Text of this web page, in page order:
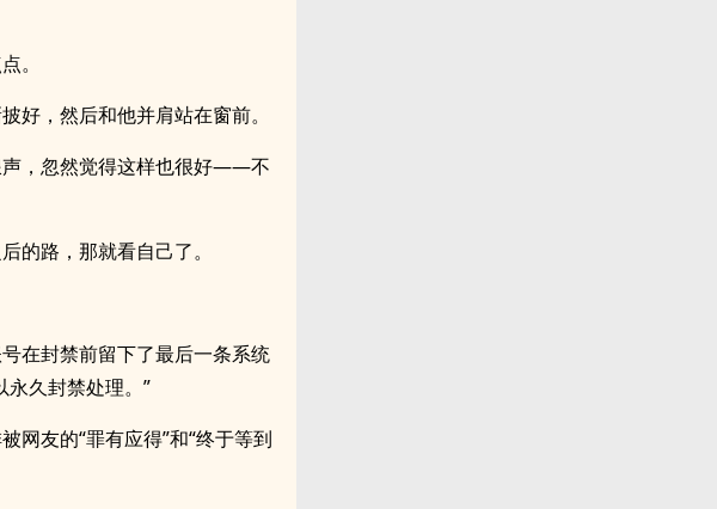
。
好，然后和他并肩站在窗前。
声，忽然觉得这样也很好——不
的路，那就看自己了。
在封禁前留下了最后一条系统
久封禁处理。”
网友的“罪有应得”和“终于等到